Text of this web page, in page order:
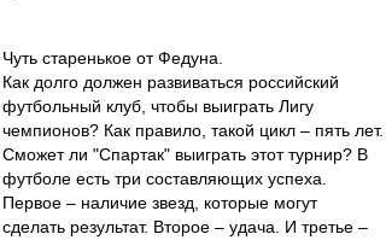
Чуть старенькое от Федуна.
Как долго должен развиваться российский
футбольный клуб, чтобы выиграть Лигу
чемпионов? Как правило, такой цикл – пять лет.
Сможет ли "Спартак" выиграть этот турнир? В
футболе есть три составляющих успеха.
Первое – наличие звезд, которые могут
сделать результат. Второе – удача. И третье –